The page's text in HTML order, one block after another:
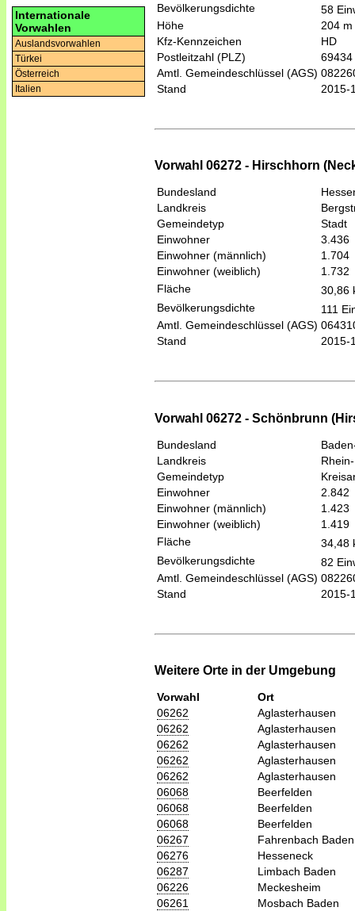
Internationale
Vorwahlen
Auslandsvorwahlen
Türkei
Österreich
Italien
Bevölkerungsdichte
58
Höhe
204
Kfz-Kennzeichen
HD
Postleitzahl (PLZ)
69434
Amtl. Gemeindeschlüssel (AGS)
Stand
2015-
Vorwahl 06272 - Hirschhorn
Bundesland
Landkreis
Gemeindetyp
Stadt
Einwohner
3.436
Einwohner (männlich)
1.704
Einwohner (weiblich)
1.732
Fläche
30,86
Bevölkerungsdichte
111
Amtl. Gemeindeschlüssel (AGS)
Stand
2015-
Vorwahl 06272 - Schönbrunn
Bundesland
Landkreis
Gemeindetyp
Einwohner
2.842
Einwohner (männlich)
1.423
Einwohner (weiblich)
1.419
Fläche
34,48
Bevölkerungsdichte
82
Amtl. Gemeindeschlüssel (AGS)
Stand
2015-
Weitere Orte in der Umgebung
Vorwahl
Ort
06262
Aglasterhausen
06262
Aglasterhausen
06262
Aglasterhausen
06262
Aglasterhausen
06262
Aglasterhausen
06068
Beerfelden
06068
Beerfelden
06068
Beerfelden
06267
Fahrenbach Baden
06276
Hesseneck
06287
Limbach Baden
06226
Meckesheim
06261
Mosbach Baden